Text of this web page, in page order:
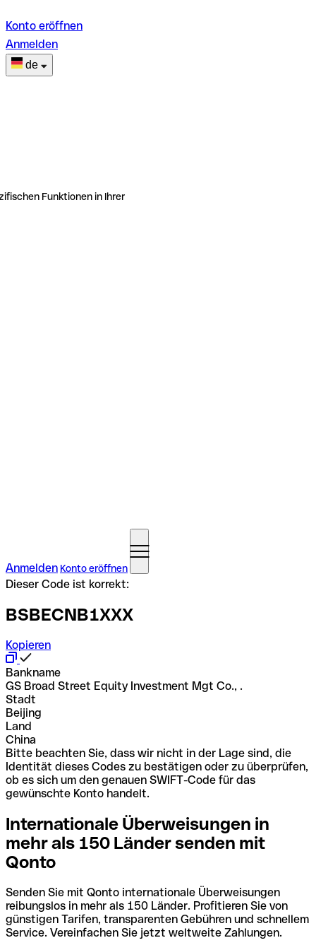
Konto eröffnen
Anmelden
de
Funktionen in Ihrer
Anmelden Konto eröffnen
Dieser Code ist korrekt:
BSBECNB1XXX
Kopieren
Bankname
GS Broad Street Equity Investment Mgt Co., .
Stadt
Beijing
Land
China
Bitte beachten Sie, dass wir nicht in der Lage sind, die
Identität dieses Codes zu bestätigen oder zu überprüfen,
ob es sich um den genauen SWIFT-Code für das
gewünschte Konto handelt.
Internationale Überweisungen in
mehr als 150 Länder senden mit
Qonto
Senden Sie mit Qonto internationale Überweisungen
reibungslos in mehr als 150 Länder. Profitieren Sie von
günstigen Tarifen, transparenten Gebühren und schnellem
Service. Vereinfachen Sie jetzt weltweite Zahlungen.